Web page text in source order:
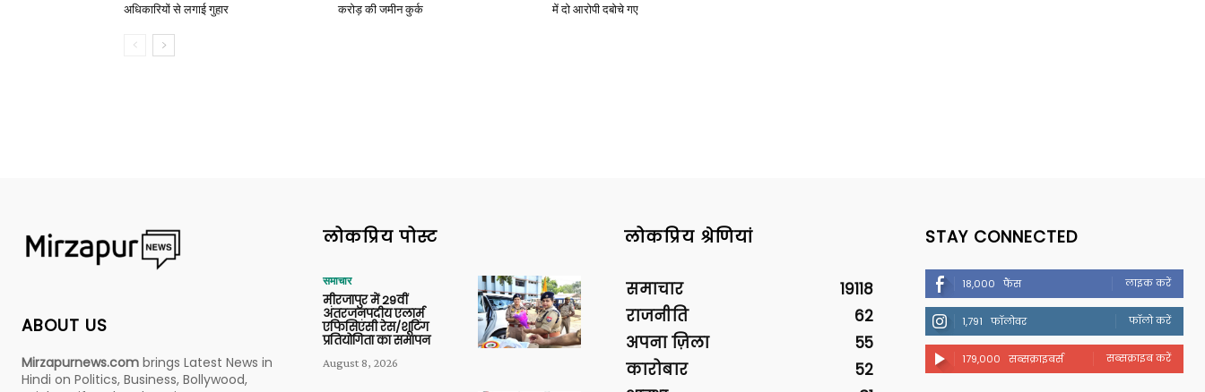
Paper
अधिकारियों से लगाई गुहार
करोड़ की जमीन कुर्क
में दो आरोपी दबोचे गए
ABOUT US
Mirzapurnews.com brings Latest News in
Hindi on Politics, Business, Bollywood,
लोकप्रिय पोस्ट
समाचार
मीरजापुर में 29वीं
अंतरजनपदीय एलार्म
एफिसिएंसी रेस/शूटिंग
प्रतियोगिता का समापन
August 8, 2026
लोकप्रिय श्रेणियां
समाचार
19118
राजनीति
62
अपना ज़िला
55
कारोबार
52
STAY CONNECTED
18,000 फैंस लाइक करें
1,791 फॉलोवर फॉलो करें
179,000 सब्सक्राइबर्स सब्सक्राइब करें